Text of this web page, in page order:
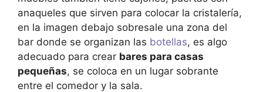
anaqueles que sirven para colocar la cristalería,
en la imagen debajo sobresale una zona del
bar donde se organizan las botellas, es algo
adecuado para crear bares para casas
pequeñas, se coloca en un lugar sobrante
entre el comedor y la sala.